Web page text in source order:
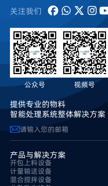
关注我们
公众号 视频号
提供专业的物料
智能处理系统整体解决方案
产品与解决方案
开包上料设备
计量输送设备
混合搅拌设备